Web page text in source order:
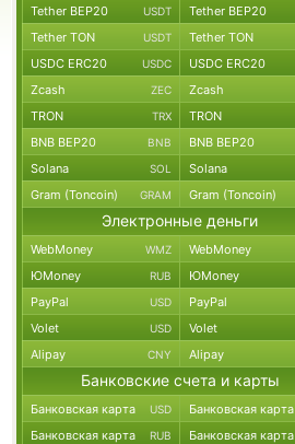
Tether BEP20 USDT Tether BEP20
Tether TON USDT Tether TON
USDC ERC20 USDC USDC ERC20
Zcash ZEC Zcash
TRON TRX TRON
BNB BEP20 BNB BNB BEP20
Solana SOL Solana
Gram (Toncoin) GRAM Gram (Toncoin)
Электронные деньги
WebMoney WMZ WebMoney
ЮMoney RUB ЮMoney
PayPal USD PayPal
Volet USD Volet
Alipay CNY Alipay
Банковские счета и карты
Банковская карта USD Банковская карта
Банковская карта RUB Банковская карта